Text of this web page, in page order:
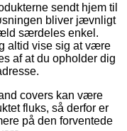
sendt hjem til
bliver jævnligt
særdeles enkel.
altid vise sig at være
af at du opholder dig
covers kan være
fluks, så derfor er
på den forventede